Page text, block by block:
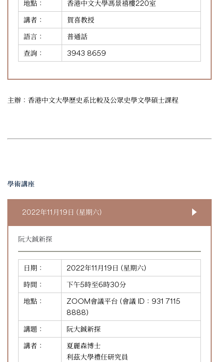
地點：
香港中文大學馮景禧樓220室
講者：
賀喜教授
語言：
普通話
查詢：
3943 8659
主辦：香港中文大學歷史系比較及公眾史學文學碩士課程
學術講座
2022年11月19日 (星期六)
阮大鋮新探
日期：
2022年11月19日 (星期六)
時間：
下午5時至6時30分
地點：
ZOOM會議平台 (會議 ID： 931 7115
8888)
講題：
阮大鋮新探
講者：
夏麗森博士
利茲大學禮任研究員